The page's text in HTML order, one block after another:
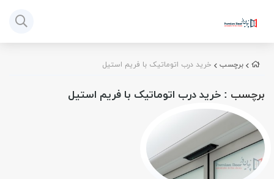
برچسب خرید درب اتوماتیک با فریم استیل
برچسب : خرید درب اتوماتیک با فریم استیل